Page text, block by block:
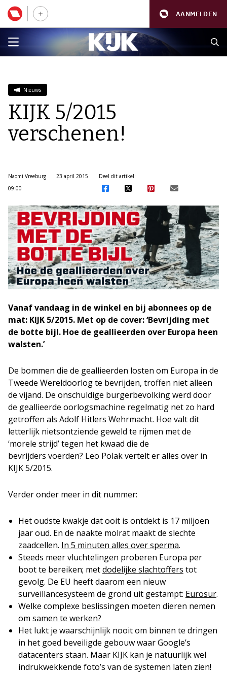
AANMELDEN
Nieuws
KIJK 5/2015
verschenen!
Naomi Vreeburg
23 april 2015
09:00
Deel dit artikel:
Vanaf vandaag in de winkel en bij abonnees op de
mat: KIJK 5/2015. Met op de cover: ‘Bevrijding met
de botte bijl. Hoe de geallieerden over Europa heen
walsten.’
De bommen die de geallieerden losten om Europa in de
Tweede Wereldoorlog te bevrijden, troffen niet alleen
de vijand. De onschuldige burgerbevolking werd door
de geallieerde oorlogsmachine regelmatig net zo hard
getroffen als Adolf Hitlers Wehrmacht. Hoe valt dit
letterlijk nietsontziende geweld te rijmen met de
‘morele strijd’ tegen het kwaad die de
bevrijders voerden? Leo Polak vertelt er alles over in
KIJK 5/2015.
Verder onder meer in dit nummer:
Het oudste kwakje dat ooit is ontdekt is 17 miljoen
jaar oud. En de naakte molrat maakt de slechte
zaadcellen. In 5 minuten alles over sperma.
Steeds meer vluchtelingen proberen Europa per
boot te bereiken; metdodelijke slachtoffers tot
gevolg. De EU heeft daarom een nieuw
surveillancesysteem de grond uit gestampt: Eurosur.
Welke complexe beslissingen moeten dieren nemen
om samen te werken?
Het lukt je waarschijnlijk nooit om binnen te dringen
in het goed beveiligde gebouw waar Google’s
datacenters staan. Maar KIJK kan je natuurlijk wel
indrukwekkende foto’s van de systemen laten zien!